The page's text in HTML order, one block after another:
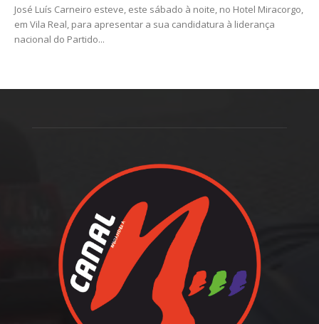
José Luís Carneiro esteve, este sábado à noite, no Hotel Miracorgo,
em Vila Real, para apresentar a sua candidatura à liderança
nacional do Partido...